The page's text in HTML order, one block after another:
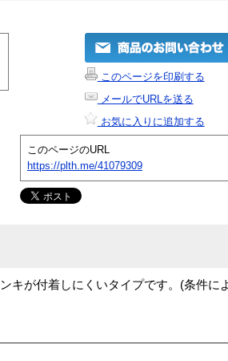
このページを印刷する
メールでURLを送る
お気に入りに追加する
このページのURL
https://plth.me/41079309
キが付着しにくいタイプです。(条件に